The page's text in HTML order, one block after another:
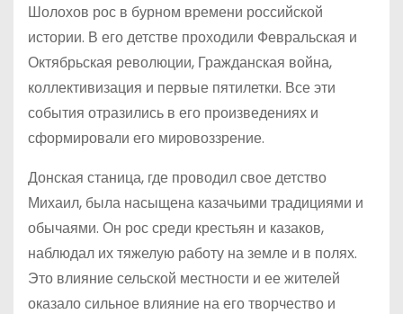
Шолохов рос в бурном времени российской
истории. В его детстве проходили Февральская и
Октябрьская революции, Гражданская война,
коллективизация и первые пятилетки. Все эти
события отразились в его произведениях и
сформировали его мировоззрение.
Донская станица, где проводил свое детство
Михаил, была насыщена казачьими традициями и
обычаями. Он рос среди крестьян и казаков,
наблюдал их тяжелую работу на земле и в полях.
Это влияние сельской местности и ее жителей
оказало сильное влияние на его творчество и